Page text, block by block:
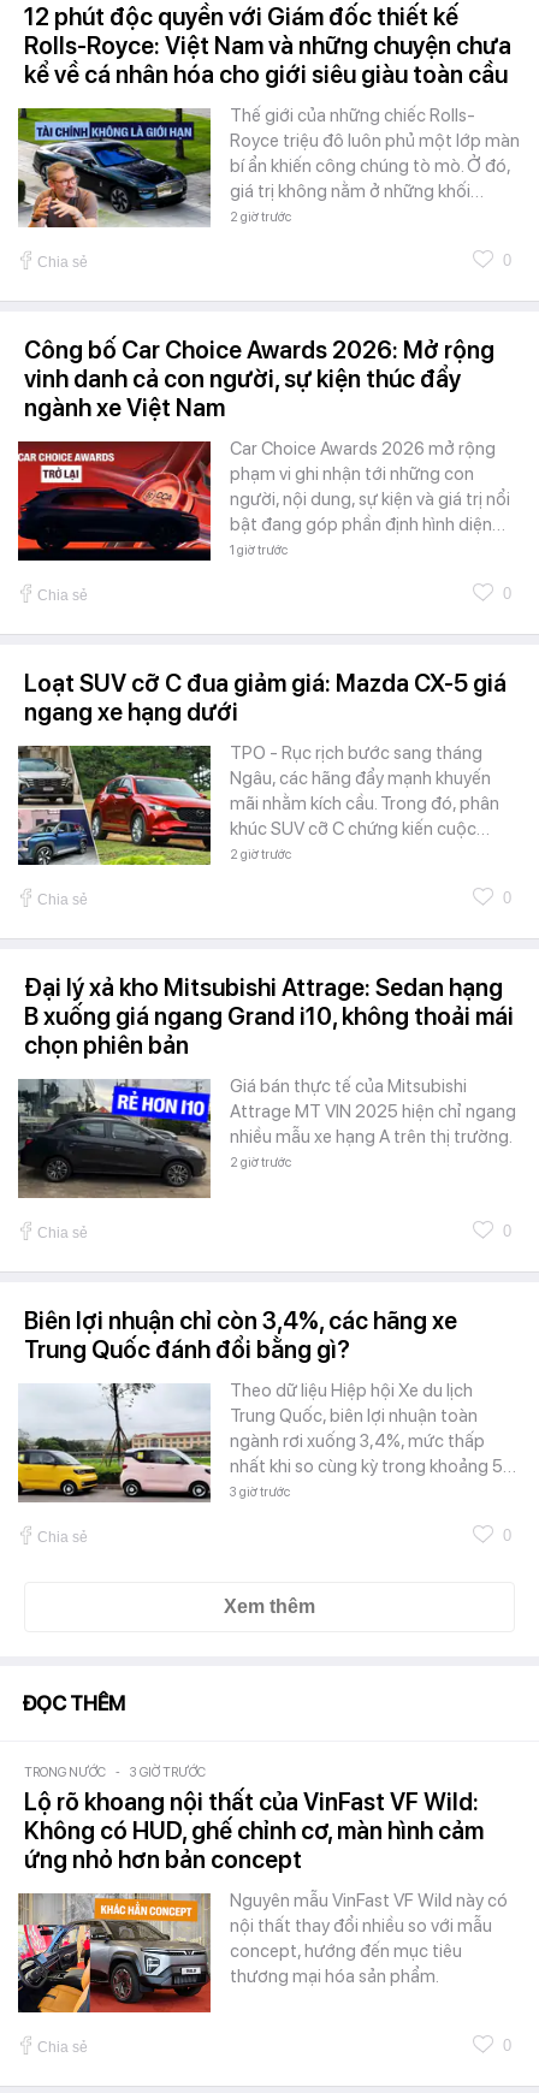
12 phút độc quyền với Giám đốc thiết kế
Rolls-Royce: Việt Nam và những chuyện chưa
kể về cá nhân hóa cho giới siêu giàu toàn cầu
Thế giới của những chiếc Rolls-
Royce triệu đô luôn phủ một lớp màn
bí ẩn khiến công chúng tò mò. Ở đó,
giá trị không nằm ở những khối…
2 giờ trước
Chia sẻ 0
Công bố Car Choice Awards 2026: Mở rộng
vinh danh cả con người, sự kiện thúc đẩy
ngành xe Việt Nam
Car Choice Awards 2026 mở rộng
phạm vi ghi nhận tới những con
người, nội dung, sự kiện và giá trị nổi
bật đang góp phần định hình diện…
1 giờ trước
Chia sẻ 0
Loạt SUV cỡ C đua giảm giá: Mazda CX-5 giá
ngang xe hạng dưới
TPO - Rục rịch bước sang tháng
Ngâu, các hãng đẩy mạnh khuyến
mãi nhằm kích cầu. Trong đó, phân
khúc SUV cỡ C chứng kiến cuộc…
2 giờ trước
Chia sẻ 0
Đại lý xả kho Mitsubishi Attrage: Sedan hạng
B xuống giá ngang Grand i10, không thoải mái
chọn phiên bản
Giá bán thực tế của Mitsubishi
Attrage MT VIN 2025 hiện chỉ ngang
nhiều mẫu xe hạng A trên thị trường.
2 giờ trước
Chia sẻ 0
Biên lợi nhuận chỉ còn 3,4%, các hãng xe
Trung Quốc đánh đổi bằng gì?
Theo dữ liệu Hiệp hội Xe du lịch
Trung Quốc, biên lợi nhuận toàn
ngành rơi xuống 3,4%, mức thấp
nhất khi so cùng kỳ trong khoảng 5…
3 giờ trước
Chia sẻ 0
Xem thêm
ĐỌC THÊM
TRONG NƯỚC - 3 GIỜ TRƯỚC
Lộ rõ khoang nội thất của VinFast VF Wild:
Không có HUD, ghế chỉnh cơ, màn hình cảm
ứng nhỏ hơn bản concept
Nguyên mẫu VinFast VF Wild này có
nội thất thay đổi nhiều so với mẫu
concept, hướng đến mục tiêu
thương mại hóa sản phẩm.
Chia sẻ 0